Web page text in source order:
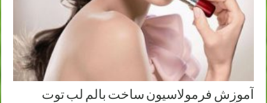
آموزش فرمولاسیون ساخت بالم لب توت